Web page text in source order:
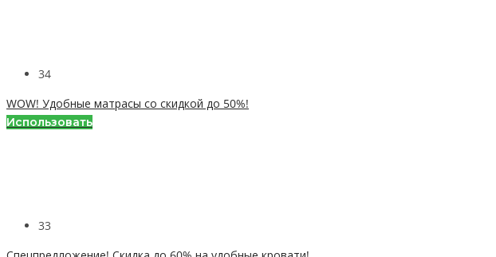
34
WOW! Удобные матрасы со скидкой до 50%!
Использовать
33